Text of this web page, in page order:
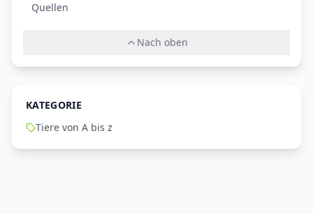
Quellen
Nach oben
KATEGORIE
Tiere von A bis z